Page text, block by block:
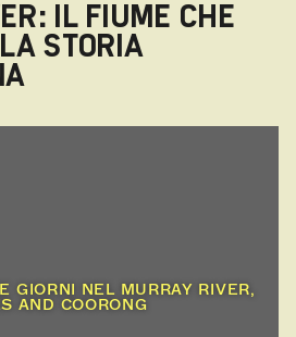
IL FIUME CHE
STORIA
GIORNI NEL MURRAY RIVER,
AND COORONG